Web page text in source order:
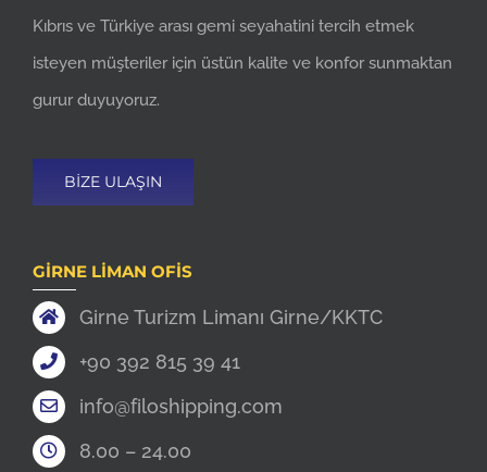
Kıbrıs ve Türkiye arası gemi seyahatini tercih etmek
isteyen müşteriler için üstün kalite ve konfor sunmaktan
gurur duyuyoruz.
BIZE ULAŞIN
GIRNE LIMAN OFIS
Girne Turizm Limanı Girne/KKTC
+90 392 815 39 41
info@filoshipping.com
8.00 – 24.00